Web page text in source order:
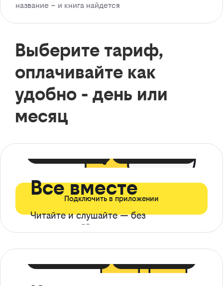
название – и книга найдется
Выберите тариф,
оплачивайте как
удобно - день или
месяц
Все вместе
Читайте и слушайте — без
ограничений*
Подключить в приложении